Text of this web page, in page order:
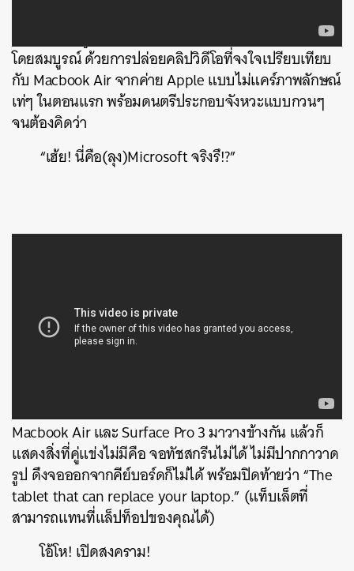
แต่เท่อยู่ได้ไม่นาน Microsoft ก็กลายเป็นชาวท่าแซะ
โดยสมบูรณ์ ด้วยการปล่อยคลิปวิดีโอที่จงใจเปรียบเทียบ
กับ Macbook Air จากค่าย Apple แบบไม่แคร์ภาพลักษณ์
เท่ๆ ในตอนแรก พร้อมดนตรีประกอบจังหวะแบบกวนๆ
จนต้องคิดว่า
“เฮ้ย! นี่คือ(ลุง)Microsoft จริงรึ!?”
ซึ่งคลิปดังกล่าวล้วนจับใจชาวท่าแซะ ด้วยการนำเอา
Macbook Air และ Surface Pro 3 มาวางข้างกัน แล้วก็
แสดงสิ่งที่คู่แข่งไม่มีคือ จอทัชสกรีนไม่ได้ ไม่มีปากกาวาด
รูป ดึงจอออกจากคีย์บอร์ดก็ไม่ได้ พร้อมปิดท้ายว่า “The
tablet that can replace your laptop.” (แท็บเล็ตที่
สามารถแทนที่แล็ปท็อปของคุณได้)
โอ้โห! เปิดสงคราม!